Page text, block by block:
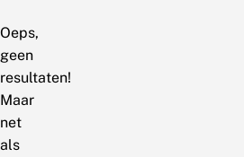
Oeps,
geen
resultaten!
Maar
net
als